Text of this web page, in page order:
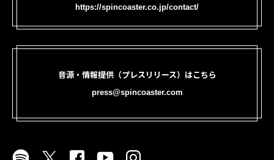
https://spincoaster.co.jp/contact/
音源・情報提供（プレスリリース）はこちら
press@spincoaster.com